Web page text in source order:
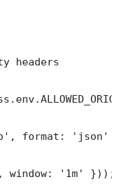
headers
format: 'json'
window: '1m' }));